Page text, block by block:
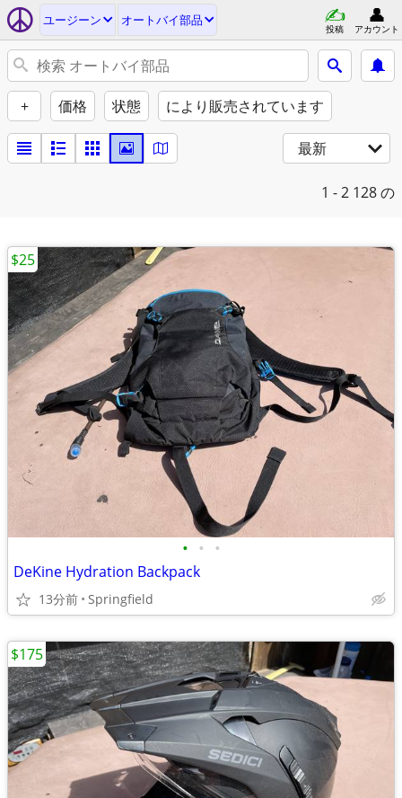
ユージーン オートバイ部品
投稿 アカウント
+ 価格 状態 により販売されています
最新
1 - 2 128 の
• • •
DeKine Hydration Backpack
13分前 Springfield
$25
$175